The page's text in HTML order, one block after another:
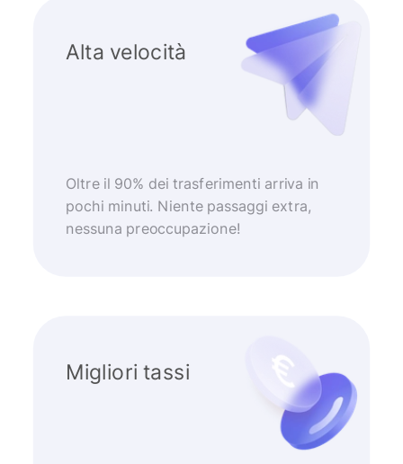
Alta velocità
Oltre il 90% dei trasferimenti arriva in
pochi minuti. Niente passaggi extra,
nessuna preoccupazione!
Migliori tassi